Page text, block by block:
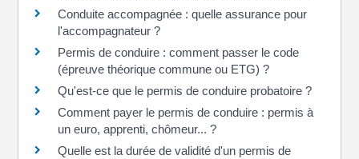
Conduite accompagnée : quelle assurance pour
l'accompagnateur ?
Permis de conduire : comment passer le code
(épreuve théorique commune ou ETG) ?
Qu'est-ce que le permis de conduire probatoire ?
Comment payer le permis de conduire : permis à
un euro, apprenti, chômeur... ?
Quelle est la durée de validité d'un permis de